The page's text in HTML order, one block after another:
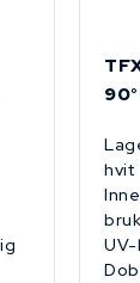
hvit
bruk